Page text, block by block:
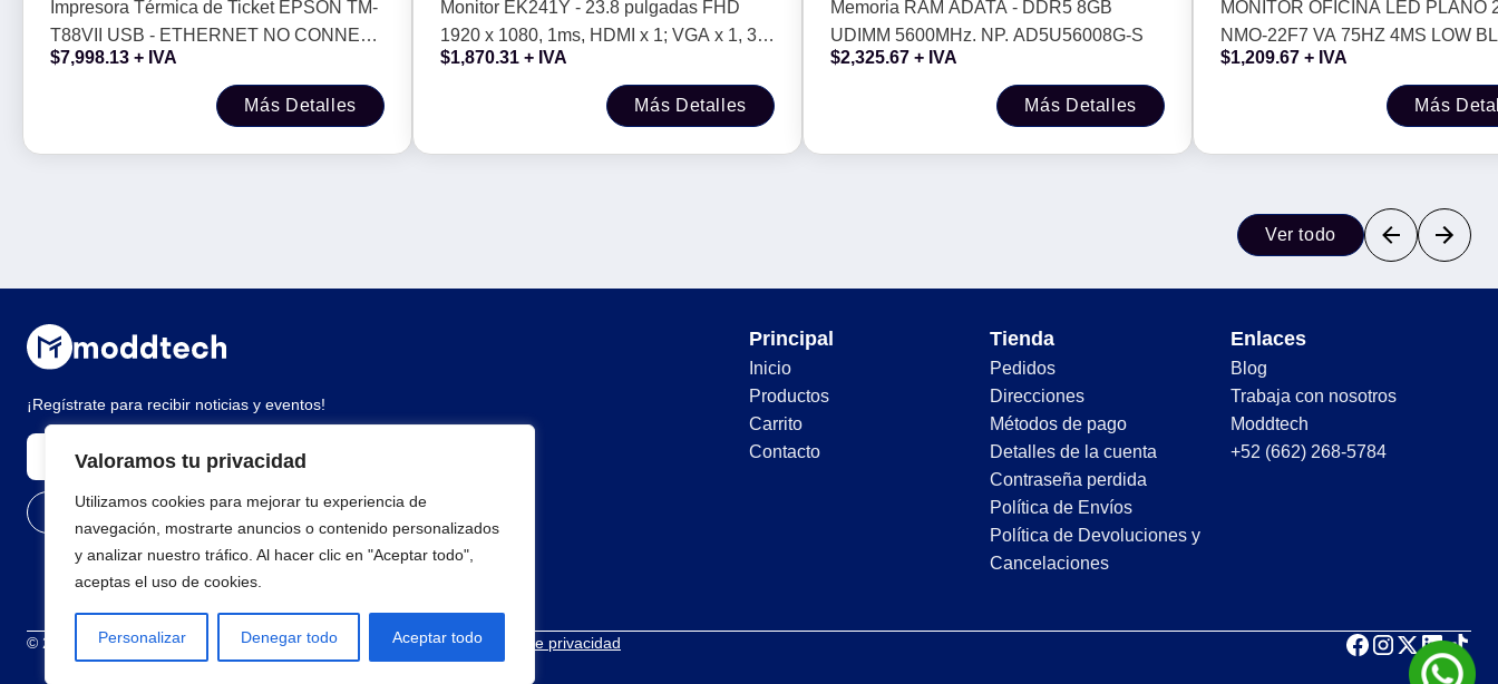
Valoramos tu privacidad
Utilizamos cookies para mejorar tu experiencia de
navegación, mostrarte anuncios o contenido personalizados
y analizar nuestro tráfico. Al hacer clic en "Aceptar todo",
aceptas el uso de cookies.
Personalizar Denegar todo Aceptar todo
C31CJ57052. -
Impresora Térmica de Ticket EPSON TM-
T88VII USB - ETHERNET NO CONNECT
IT C31CJ57052. -
$7,998.13 + IVA
Más Detalles
Monitor EK241Y - 23.8 pulgadas FHD
1920 x 1080, 1ms, HDMI x 1; VGA x 1, 3
Años de Garantia
$1,870.31 + IVA
Más Detalles
Memoria RAM ADATA - DDR5 8GB
UDIMM 5600MHz. NP. AD5U56008G-S
$2,325.67 + IVA
Más Detalles
1920*1080 HDMI VGA
MONITOR OFICINA LED PLANO
NMO-22F7 VA 75HZ 4MS LOW
LIGHT VESA 16:9 FULL HD
$1,209.67 + IVA
Más
Ver todo
¡Regístrate para recibir noticias y eventos!
Principal
Inicio
Productos
Carrito
Contacto
Tienda
Pedidos
Direcciones
Métodos de pago
Detalles de la cuenta
Contraseña perdida
Política de Envíos
Política de Devoluciones y
Cancelaciones
Enlaces
Blog
Trabaja con nosotros
Moddtech
+52 (662) 268-5784
© 2026 Todos los derechos reservados Términos y condicionesPolítica de privacidad